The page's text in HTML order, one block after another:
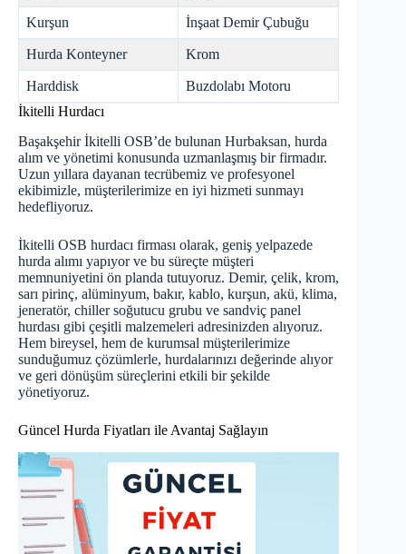
Kurşun İnşaat Demir Çubuğu
Hurda Konteyner Krom
Harddisk
Buzdolabı Motoru
İkitelli Hurdacı
Başakşehir İkitelli OSB’de bulunan Hurbaksan, hurda
alım ve yönetimi konusunda uzmanlaşmış bir firmadır.
Uzun yıllara dayanan tecrübemiz ve profesyonel
ekibimizle, müşterilerimize en iyi hizmeti sunmayı
hedefliyoruz.
İkitelli OSB hurdacı firması olarak, geniş yelpazede
hurda alımı yapıyor ve bu süreçte müşteri
memnuniyetini ön planda tutuyoruz. Demir, çelik, krom,
sarı pirinç, alüminyum, bakır, kablo, kurşun, akü, klima,
jeneratör, chiller soğutucu grubu ve sandviç panel
hurdası gibi çeşitli malzemeleri adresinizden alıyoruz.
Hem bireysel, hem de kurumsal müşterilerimize
sunduğumuz çözümlerle, hurdalarınızı değerinde alıyor
ve geri dönüşüm süreçlerini etkili bir şekilde
yönetiyoruz.
Güncel Hurda Fiyatları ile Avantaj Sağlayın